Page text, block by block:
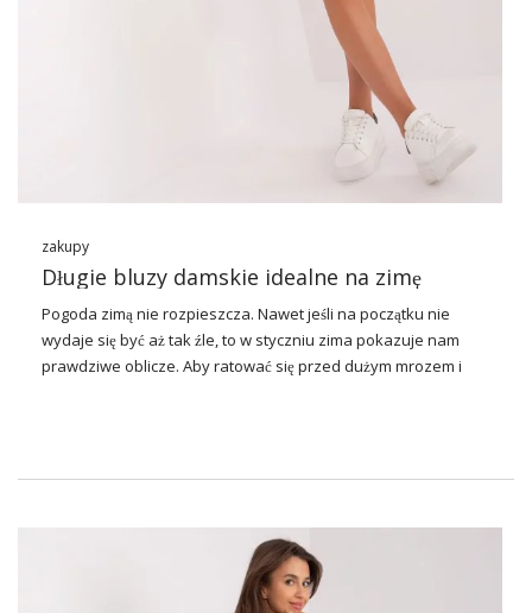
zakupy
Długie bluzy damskie idealne na zimę
Pogoda zimą nie rozpieszcza. Nawet jeśli na początku nie
wydaje się być aż tak źle, to w styczniu zima pokazuje nam
prawdziwe oblicze. Aby ratować się przed dużym mrozem i
dzianiny bawełnianej. Taki materiał zapewnia maksimum
wygody i pełen komfort. Luźniejszy fason dba z kolei o pełen
zakres Twoich ruchów. Przedłużony fason takiej bluzy sięga
przeważnie trochę za pośladki, do połowy uda lub nawet za